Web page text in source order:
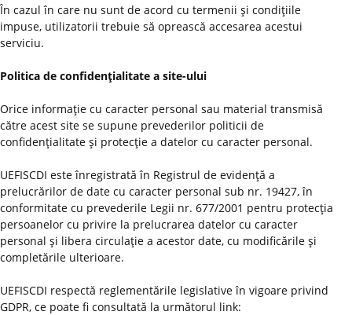
În cazul în care nu sunt de acord cu termenii şi condiţiile
impuse, utilizatorii trebuie să oprească accesarea acestui
serviciu.
Politica de confidenţialitate a site-ului
Orice informaţie cu caracter personal sau material transmisă
către acest site se supune prevederilor politicii de
confidenţialitate şi protecţie a datelor cu caracter personal.
UEFISCDI este înregistrată în Registrul de evidenţă a
prelucrărilor de date cu caracter personal sub nr. 19427, în
conformitate cu prevederile Legii nr. 677/2001 pentru protecţia
persoanelor cu privire la prelucrarea datelor cu caracter
personal şi libera circulaţie a acestor date, cu modificările şi
completările ulterioare.
UEFISCDI respectă reglementările legislative în vigoare privind
GDPR, ce poate fi consultată la următorul link: